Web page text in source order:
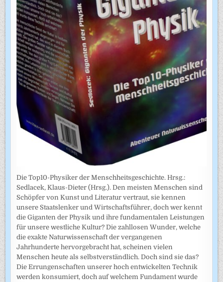
Die Top10-Physiker der Menschheitsgeschichte. Hrsg.:
Sedlacek, Klaus-Dieter (Hrsg.). Den meisten Menschen sind
Schöpfer von Kunst und Literatur vertraut, sie kennen
unsere Staatslenker und Wirtschaftsführer, doch wer kennt
die Giganten der Physik und ihre fundamentalen Leistungen
für unsere westliche Kultur? Die zahllosen Wunder, welche
die exakte Naturwissenschaft der vergangenen
Jahrhunderte hervorgebracht hat, scheinen vielen
Menschen heute als selbstverständlich. Doch sind sie das?
Die Errungenschaften unserer hoch entwickelten Technik
werden konsumiert, doch auf welchem Fundament wurde